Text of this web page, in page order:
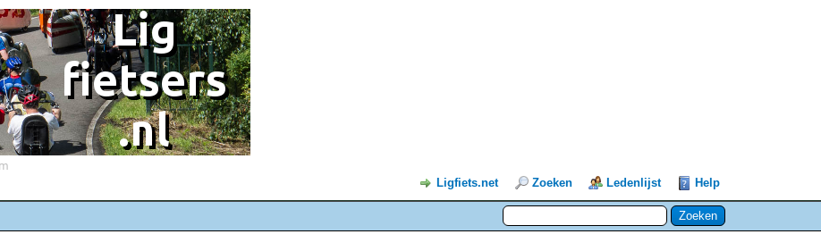
Ligfiets.net Zoeken Ledenlijst Help